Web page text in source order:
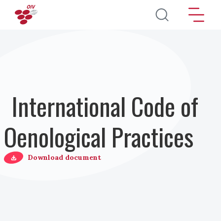
Pasar al contenido principal
International Code of
Oenological Practices
Download document